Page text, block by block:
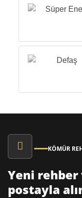
KÖMÜR
Yeni rehber
postayla